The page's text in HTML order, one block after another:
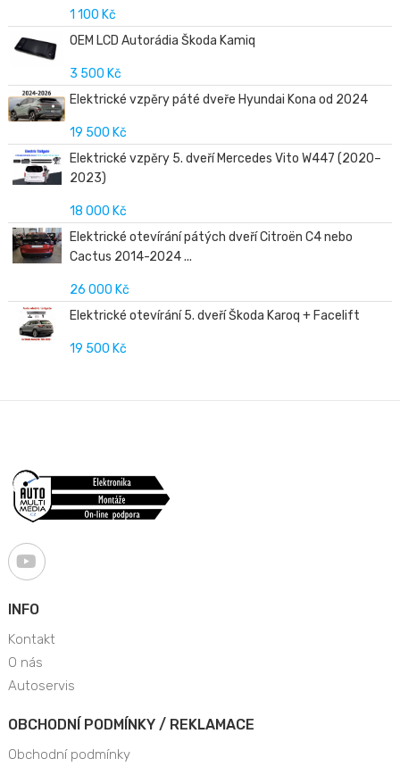
1 100 Kč
OEM LCD Autorádia Škoda Kamiq
3 500 Kč
Elektrické vzpěry páté dveře Hyundai Kona od 2024
19 500 Kč
Elektrické vzpěry 5. dveří Mercedes Vito W447 (2020–
2023)
18 000 Kč
Elektrické otevírání pátých dveří Citroën C4 nebo
Cactus 2014-2024 ...
26 000 Kč
Elektrické otevírání 5. dveří Škoda Karoq + Facelift
19 500 Kč
INFO
Kontakt
O nás
Autoservis
OBCHODNÍ PODMÍNKY / REKLAMACE
Obchodní podmínky